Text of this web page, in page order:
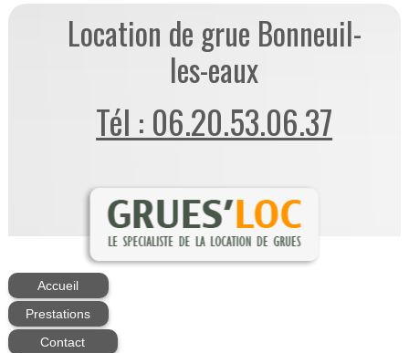
Location de grue Bonneuil-
les-eaux
Tél : 06.20.53.06.37
Accueil
Prestations
Contact